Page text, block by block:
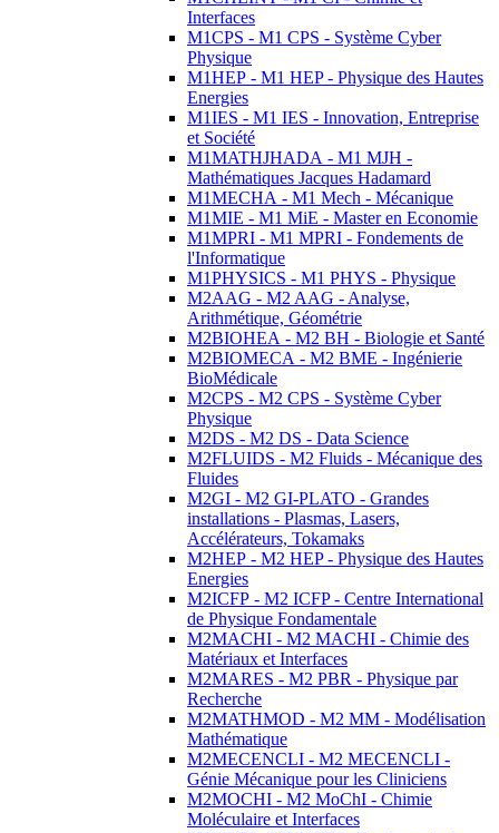
Interfaces
M1CPS - M1 CPS - Système Cyber
Physique
M1HEP - M1 HEP - Physique des Hautes
Energies
M1IES - M1 IES - Innovation, Entreprise
et Société
M1MATHJHADA - M1 MJH -
Mathématiques Jacques Hadamard
M1MECHA - M1 Mech - Mécanique
M1MIE - M1 MiE - Master en Economie
M1MPRI - M1 MPRI - Fondements de
l'Informatique
M1PHYSICS - M1 PHYS - Physique
M2AAG - M2 AAG - Analyse,
Arithmétique, Géométrie
M2BIOHEA - M2 BH - Biologie et Santé
M2BIOMECA - M2 BME - Ingénierie
BioMédicale
M2CPS - M2 CPS - Système Cyber
Physique
M2DS - M2 DS - Data Science
M2FLUIDS - M2 Fluids - Mécanique des
Fluides
M2GI - M2 GI-PLATO - Grandes
installations - Plasmas, Lasers,
Accélérateurs, Tokamaks
M2HEP - M2 HEP - Physique des Hautes
Energies
M2ICFP - M2 ICFP - Centre International
de Physique Fondamentale
M2MACHI - M2 MACHI - Chimie des
Matériaux et Interfaces
M2MARES - M2 PBR - Physique par
Recherche
M2MATHMOD - M2 MM - Modélisation
Mathématique
M2MECENCLI - M2 MECENCLI -
Génie Mécanique pour les Cliniciens
M2MOCHI - M2 MoChI - Chimie
Moléculaire et Interfaces